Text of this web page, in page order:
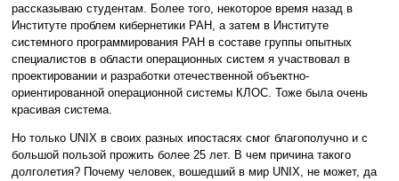
рассказываю студентам. Более того, некоторое время назад в
Институте проблем кибернетики РАН, а затем в Институте
системного программирования РАН в составе группы опытных
специалистов в области операционных систем я участвовал в
проектировании и разработки отечественной объектно-
ориентированной операционной системы КЛОС. Тоже была очень
красивая система.
Но только UNIX в своих разных ипостасях смог благополучно и с
большой пользой прожить более 25 лет. В чем причина такого
долголетия? Почему человек, вошедший в мир UNIX, не может, да